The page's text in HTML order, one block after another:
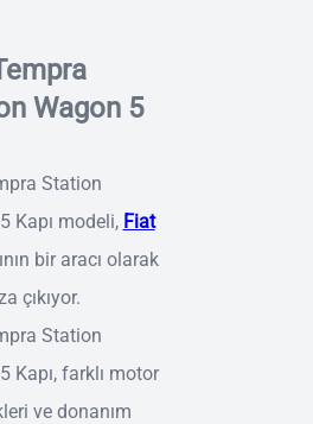
Wagon 5
Station
Kapı modeli, Fiat
bir aracı olarak
çıkıyor.
Station
Kapı, farklı motor
ve donanım